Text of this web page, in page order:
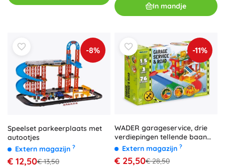
In mandje
-8%
Speelset parkeerplaats met
autootjes
Extern magazijn ?
€ 12,50€ 13,50
-11%
WADER garageservice, drie
verdiepingen tellende baan
van 1,5 m met 2 auto's
Extern magazijn ?
€ 25,50€ 28,50